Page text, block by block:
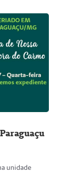
unidade